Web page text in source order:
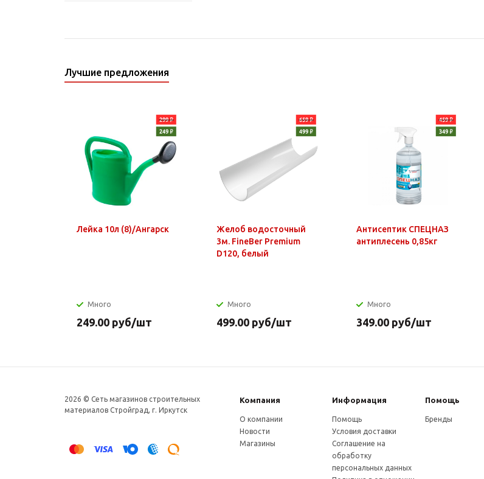
Лучшие предложения
Лейка 10л (8)/Ангарск
Много
249.00 руб/шт
Желоб водосточный
3м. FineBer Premium
D120, белый
Много
499.00 руб/шт
Антисептик СПЕЦНАЗ
антиплесень 0,85кг
Много
349.00 руб/шт
2026 © Сеть магазинов строительных
материалов Стройград, г. Иркутск
Компания Информация Помощь
О компании
Новости
Магазины
Помощь
Условия доставки
Соглашение на
обработку
персональных данных
Бренды